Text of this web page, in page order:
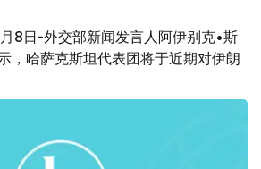
8日-外交部新闻发言人阿伊别克•斯
，哈萨克斯坦代表团将于近期对伊朗